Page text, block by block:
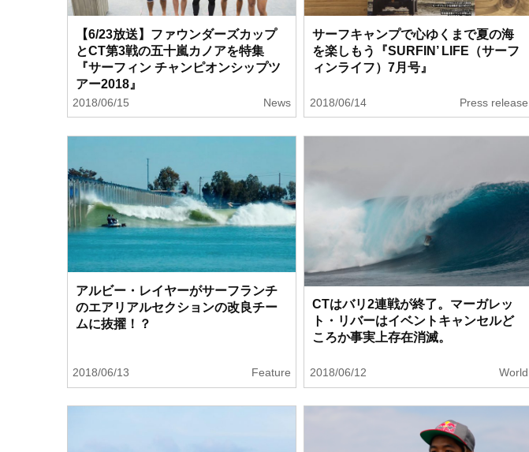
【6/23放送】ファウンダーズカップ
とCT第3戦の五十嵐カノアを特集
『サーフィン チャンピオンシップツ
アー2018』
2018/06/15 News
サーフキャンプで心ゆくまで夏の海
を楽しもう『SURFIN’ LIFE（サーフ
ィンライフ）7月号』
2018/06/14 Press release
アルビー・レイヤーがサーフランチ
のエアリアルセクションの改良チー
ムに抜擢！？
2018/06/13 Feature
CTはバリ2連戦が終了。マーガレッ
ト・リバーはイベントキャンセルど
ころか事実上存在消滅。
2018/06/12 World